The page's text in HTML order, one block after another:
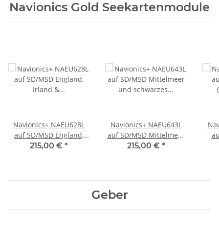
Navionics Gold Seekartenmodule
Navionics+ NAEU628L
auf SD/MSD England,
Irland & Niederlande
215,00 € *
Navionics+ NAEU643L
auf SD/MSD Mittelmeer
und schwarzes Meer
215,00 € *
Geber